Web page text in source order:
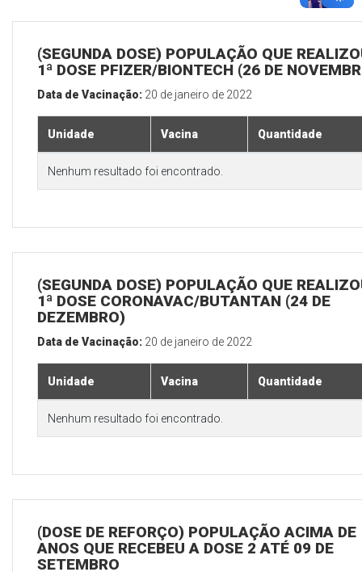
(SEGUNDA DOSE) POPULAÇÃO QUE
1ª DOSE PFIZER/BIONTECH (26 DE
Data de Vacinação: 20 de janeiro de 2022
Unidade Vacina Quantidade
Nenhum resultado foi encontrado.
(SEGUNDA DOSE) POPULAÇÃO QUE
1ª DOSE CORONAVAC/BUTANTAN (24 DE
DEZEMBRO)
Data de Vacinação: 20 de janeiro de 2022
Unidade Vacina Quantidade
Nenhum resultado foi encontrado.
(DOSE DE REFORÇO) POPULAÇÃO ACIMA DE
ANOS QUE RECEBEU A DOSE 2 ATÉ 09 DE
SETEMBRO